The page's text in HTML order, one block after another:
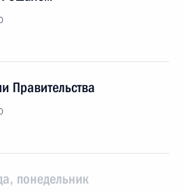
Правительства
понедельник